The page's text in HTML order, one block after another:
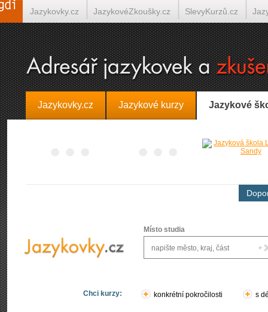
Jazykovky.cz Jazykové kurzy Jazykové
Místo studia
Chci kurzy: konkrétní pokročilosti s
Jazykovky.cz JazykovéZkoušky.cz SlevyKurzů.cz
Španělština on-line Italština on-line Tlumočení-